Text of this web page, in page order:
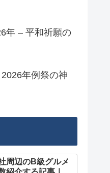
年 – 平和祈願の
年例祭の神
周辺のB級グルメ